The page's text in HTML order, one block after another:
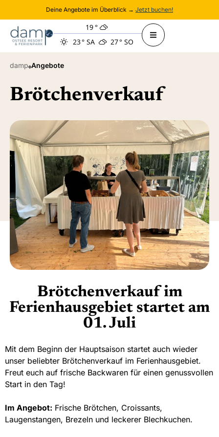
Deine Angebote im Überblick → Jetzt buchen!
19°
23° SA 27° SO
damp Angebote
Brötchenverkauf
Brötchenverkauf im
Ferienhausgebiet startet am
01. Juli
Mit dem Beginn der Hauptsaison startet auch wieder
unser beliebter Brötchenverkauf im Ferienhausgebiet.
Freut euch auf frische Backwaren für einen genussvollen
Start in den Tag!
Im Angebot: Frische Brötchen, Croissants,
Laugenstangen, Brezeln und leckerer Blechkuchen.